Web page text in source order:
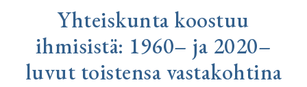
Yhteiskunta koostuu
ihmisistä: 1960– ja 2020–
luvut toistensa vastakohtina